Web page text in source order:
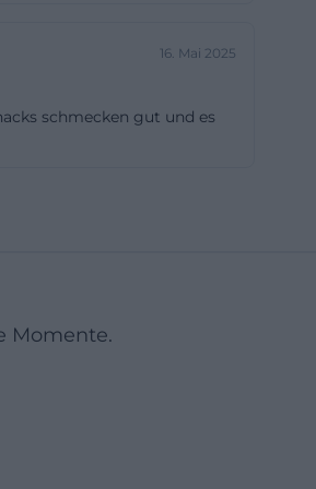
16. Mai 2025
schmecken gut und es
Momente.